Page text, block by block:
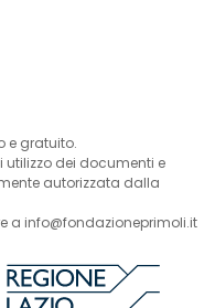
e gratuito.
utilizzo dei documenti e
autorizzata dalla
a info@fondazioneprimoli.it